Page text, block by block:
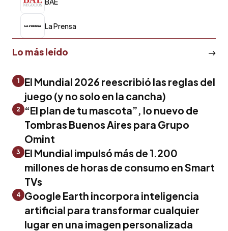
La Prensa
Lo más leído
1
El Mundial 2026 reescribió las reglas del
juego (y no solo en la cancha)
2
“El plan de tu mascota”, lo nuevo de
Tombras Buenos Aires para Grupo
Omint
3
El Mundial impulsó más de 1.200
millones de horas de consumo en Smart
TVs
4 Google Earth incorpora inteligencia
artificial para transformar cualquier
lugar en una imagen personalizada